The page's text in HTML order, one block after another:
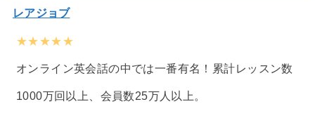
レアジョブ
★★★★★
オンライン英会話の中では一番有名！累計レッスン数
1000万回以上、会員数25万人以上。